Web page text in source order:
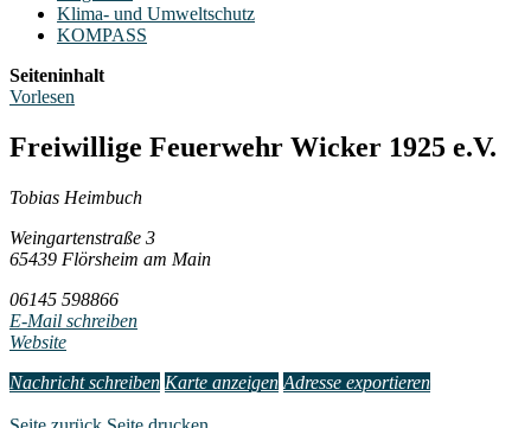
Klima- und Umweltschutz
KOMPASS
Seiteninhalt
Vorlesen
Freiwillige Feuerwehr Wicker 1925 e.V.
Tobias Heimbuch
Weingartenstraße 3
65439 Flörsheim am Main
06145 598866
E-Mail schreiben
Website
Nachricht schreiben Karte anzeigen Adresse exportieren